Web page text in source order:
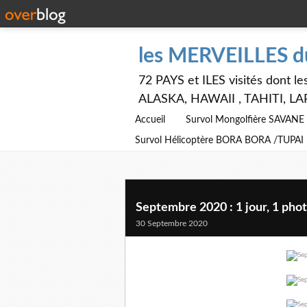
les MERVEILLES
72 PAYS et ILES visités dont
ALASKA, HAWAII , TAHITI,
Accueil Survol Mongolfière SAVANE
Survol Hélicoptère BORA BORA /TUPAI
Septembre 2020 : 1 jour, 1
30 Septembre 2020